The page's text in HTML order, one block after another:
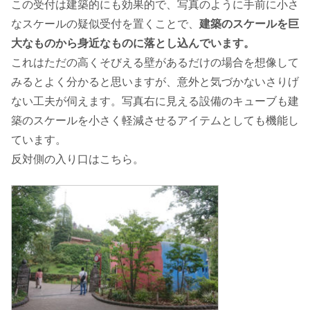
この受付は建築的にも効果的で、写真のように手前に小さ
なスケールの疑似受付を置くことで、 建築のスケールを巨
大なものから身近なものに落とし込んでいます。
これはただの高くそびえる壁があるだけの場合を想像して
みるとよく分かると思いますが、意外と気づかないさりげ
ない工夫が伺えます。写真右に見える設備のキューブも建
築のスケールを小さく軽減させるアイテムとしても機能し
ています。
反対側の入り口はこちら。